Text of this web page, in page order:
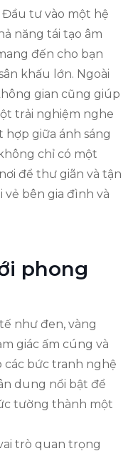
tư vào một hệ
năng tái tạo âm
đến cho bạn
khấu lớn. Ngoài
gian cũng giúp
trải nghiệm nghe
hợp giữa ánh sáng
chỉ có một
để thư giãn và tận
bên gia đình và
phong
như đen, vàng
giác ấm cúng và
các bức tranh nghệ
dung nổi bật để
tường thành một
trò quan trọng